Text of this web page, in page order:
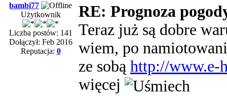
bambi77
Użytkownik
Liczba postów: 141
Dołączył: Feb 2016
Reputacja: 0
RE: Prognoza
Teraz już są dobre
wiem, po
ze sobą http://www.e-
więcej